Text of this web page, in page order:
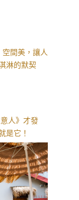
空間美，讓人
淋的默契
人》才發
是它！